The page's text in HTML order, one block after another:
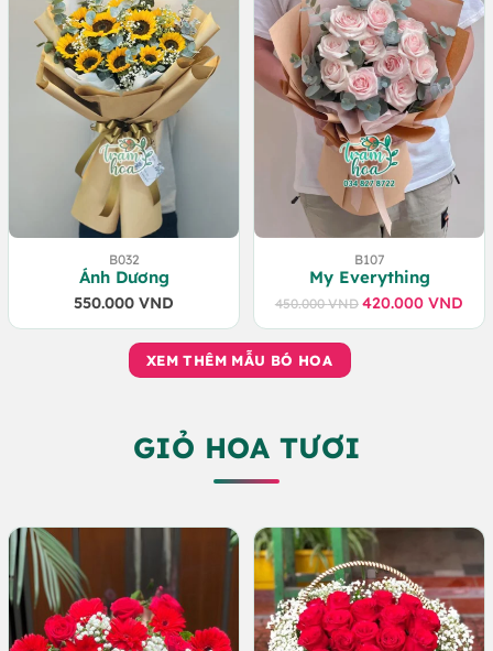
B032
Ánh Dương
550.000 VND
B107
My Everything
450.000VND Giá
gốc
420.000VND
Giá
hiện
XEM THÊM MẪU BÓ HOA
GIỎ HOA TƯƠI